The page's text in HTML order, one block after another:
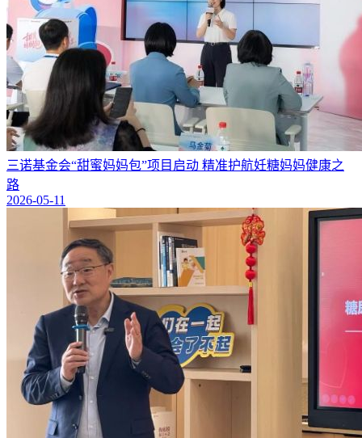
三诺基金会“甜蜜妈妈包”项目启动 精准护航妊糖妈妈健康之
路
2026-05-11